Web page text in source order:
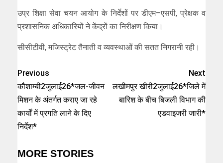
उप्र शिक्षा सेवा चयन आयोग के निर्देशों पर डीएम–एसपी, प्रेक्षक व
प्रशासनिक अधिकारियों ने केंद्रों का निरीक्षण किया।
सीसीटीवी, मजिस्ट्रेट तैनाती व व्यवस्थाओं की सतत निगरानी रही।
Previous
कौशाम्बी2जुलाई26*जल-जीवन
मिशन के अंतर्गत कराए जा रहे
कार्यों में प्रगति लाने के दिए
निर्देश*
Next
लखीमपुर खीरी2जुलाई26*जिले में
बारिश के बीच बिजली विभाग की
एडवाइजरी जारी*
MORE STORIES